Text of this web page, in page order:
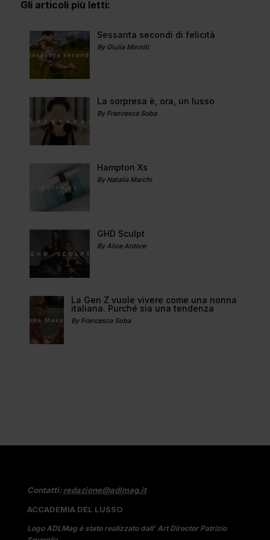
Gli articoli più letti:
Sessanta secondi di felicità
By Giulia Minniti
La sorpresa è, ora, un lusso
By Francesca Soba
Hampton Xs
By Natalia Marchi
GHD Sculpt
By Alice Ardore
La Gen Z vuole vivere come una nonna
italiana. Purché sia una tendenza
By Francesca Soba
Contatti:redazione@adlmag.it
ACCADEMIA DEL LUSSO
Logo ADLMag è stato realizzato dall’ Art Director Patrizio